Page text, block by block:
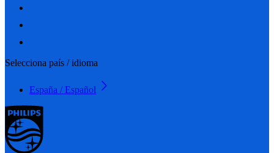
Selecciona país / idioma
España / Español